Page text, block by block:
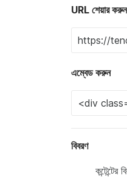
URL শেয়ার করুন
এম্বেড করুন
বিবরণ